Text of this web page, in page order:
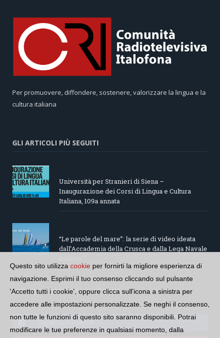
Per promuovere, diffondere, sostenere, valorizzare la lingua e la
cultura italiana
GLI ARTICOLI PIÙ SEGUITI
Università per Stranieri di Siena –
Inaugurazione dei Corsi di Lingua e Cultura
Italiana, 109a annata
“Le parole del mare”: la serie di video ideata
dall’Accademia della Crusca e dalla Lega Navale
SEGUI LA COMUNITÀ SUI SOCIAL
Seguici su Facebook
Questo sito utilizza cookie per fornirti la migliore esperienza di
navigazione. Esprimi il tuo consenso cliccando sul pulsante
'Accetto tutti i cookie', oppure clicca sull'icona a sinistra per
accedere alle impostazioni personalizzate. Se neghi il consenso,
non tutte le funzioni di questo sito saranno disponibili. Potrai
modificare le tue preferenze in qualsiasi momento, dalla